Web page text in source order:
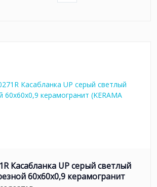
Касабланка UP серый светлый
60x60x0,9 керамогранит